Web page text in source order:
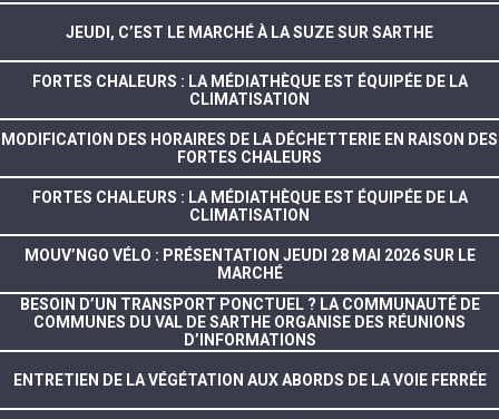
JEUDI, C’EST LE MARCHÉ À LA SUZE SUR SARTHE
FORTES CHALEURS : LA MÉDIATHÈQUE EST ÉQUIPÉE DE LA
CLIMATISATION
MODIFICATION DES HORAIRES DE LA DÉCHETTERIE EN RAISON DES
FORTES CHALEURS
FORTES CHALEURS : LA MÉDIATHÈQUE EST ÉQUIPÉE DE LA
CLIMATISATION
MOUV’NGO VÉLO : PRÉSENTATION JEUDI 28 MAI 2026 SUR LE
MARCHÉ
BESOIN D’UN TRANSPORT PONCTUEL ? LA COMMUNAUTÉ DE
COMMUNES DU VAL DE SARTHE ORGANISE DES RÉUNIONS
D’INFORMATIONS
ENTRETIEN DE LA VÉGÉTATION AUX ABORDS DE LA VOIE FERRÉE